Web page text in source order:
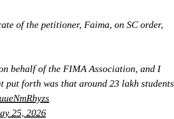
of the petitioner, Faima, on SC order,
behalf of the FIMA Association, and I
put forth was that around 23 lakh students
25, 2026